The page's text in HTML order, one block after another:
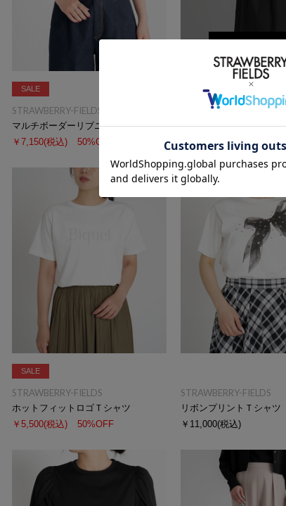
SALE
STRAWBERRY-FIELDS
マルチボーダーリブニット
￥7,150(税込) 50%OFF
SALE
STRAWBERRY-FIELDS
ワンピース
￥9,900(税込) 50%OFF
SALE
STRAWBERRY-FIELDS
ホットフィットロゴＴシャツ
￥5,500(税込) 50%OFF
STRAWBERRY-FIELDS
リボンプリントＴシャツ
￥11,000(税込)